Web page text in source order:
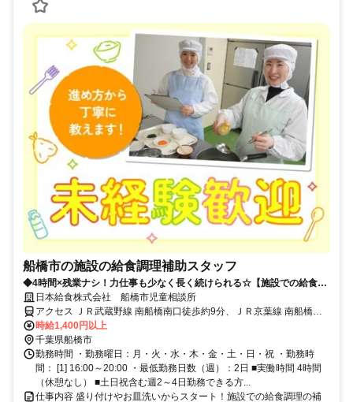
船橋市の施設の給食調理補助スタッフ
◆4時間×残業ナシ！力仕事も少なく長く続けられる☆【施設での給食調
理補助】
日本給食株式会社 船橋市児童相談所
アクセス ＪＲ武蔵野線 南船橋南口徒歩約9分、ＪＲ京葉線 南船橋南
口徒歩約9分、京成本線 船橋競馬場南口徒歩約23分
時給1,400円以上
千葉県船橋市
勤務時間 ・勤務曜日：月・火・水・木・金・土・日・祝 ・勤務時
間： [1] 16:00～20:00 ・最低勤務日数（週）：2日 ■実働時間 4時間
（休憩なし） ■土日祝含む週2～4日勤務できる方...
仕事内容 盛り付けやお皿洗いからスタート！施設での給食調理の補